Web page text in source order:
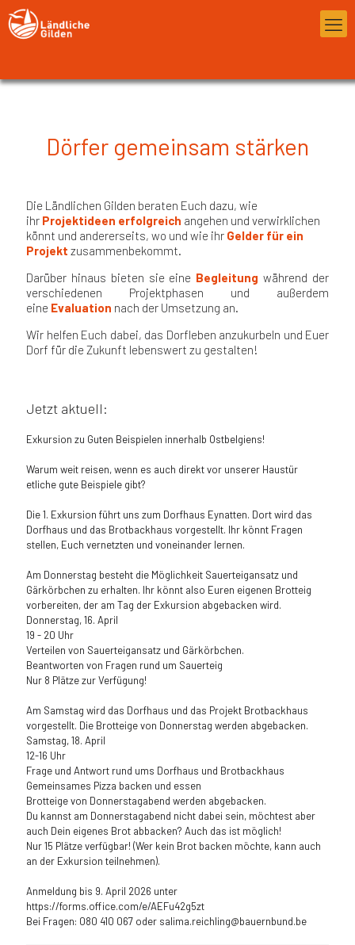
Dörfer gemeinsam stärken
Die Ländlichen Gilden beraten Euch dazu, wie
ihr Projektideen erfolgreich angehen und verwirklichen
könnt und andererseits, wo und wie ihr Gelder für ein
Projekt zusammenbekommt.
Darüber hinaus bieten sie eine Begleitung während der
verschiedenen Projektphasen und außerdem
eine Evaluation nach der Umsetzung an.
Wir helfen Euch dabei, das Dorfleben anzukurbeln und Euer
Dorf für die Zukunft lebenswert zu gestalten!
Jetzt aktuell:
Exkursion zu Guten Beispielen innerhalb Ostbelgiens!
Warum weit reisen, wenn es auch direkt vor unserer Haustür
etliche gute Beispiele gibt?
Die 1. Exkursion führt uns zum Dorfhaus Eynatten. Dort wird das
Dorfhaus und das Brotbackhaus vorgestellt. Ihr könnt Fragen
stellen, Euch vernetzten und voneinander lernen.
Am Donnerstag besteht die Möglichkeit Sauerteigansatz und
Gärkörbchen zu erhalten. Ihr könnt also Euren eigenen Brotteig
vorbereiten, der am Tag der Exkursion abgebacken wird.
Donnerstag, 16. April
19 - 20 Uhr
Verteilen von Sauerteigansatz und Gärkörbchen.
Beantworten von Fragen rund um Sauerteig
Nur 8 Plätze zur Verfügung!
Am Samstag wird das Dorfhaus und das Projekt Brotbackhaus
vorgestellt. Die Brotteige von Donnerstag werden abgebacken.
Samstag, 18. April
12-16 Uhr
Frage und Antwort rund ums Dorfhaus und Brotbackhaus
Gemeinsames Pizza backen und essen
Brotteige von Donnerstagabend werden abgebacken.
Du kannst am Donnerstagabend nicht dabei sein, möchtest aber
auch Dein eigenes Brot abbacken? Auch das ist möglich!
Nur 15 Plätze verfügbar! (Wer kein Brot backen möchte, kann auch
an der Exkursion teilnehmen).
Anmeldung bis 9. April 2026 unter
https://forms.office.com/e/AEFu42g5zt
Bei Fragen: 080 410 067 oder salima.reichling@bauernbund.be